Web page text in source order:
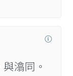
與潝同。